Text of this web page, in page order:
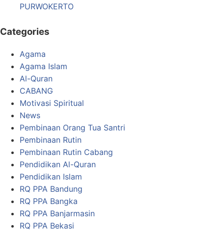
PURWOKERTO
Categories
Agama
Agama Islam
Al-Quran
CABANG
Motivasi Spiritual
News
Pembinaan Orang Tua Santri
Pembinaan Rutin
Pembinaan Rutin Cabang
Pendidikan Al-Quran
Pendidikan Islam
RQ PPA Bandung
RQ PPA Bangka
RQ PPA Banjarmasin
RQ PPA Bekasi